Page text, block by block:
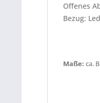
Offenes
Bezug:
Maße: ca.